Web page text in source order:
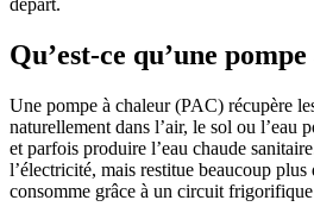
Qu’est-ce qu’une
Une pompe à chaleur (PAC) récupère
naturellement dans l’air, le sol ou l’eau
et parfois produire l’eau chaude
l’électricité, mais restitue beaucoup plus
consomme grâce à un circuit